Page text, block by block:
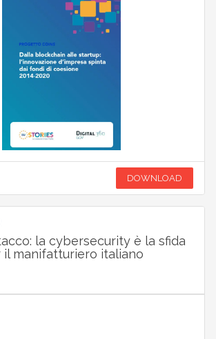
DOWNLOAD
la cybersecurity è la sfida
manifatturiero italiano